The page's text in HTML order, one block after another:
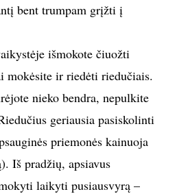
bent trumpam grįžti į
išmokote čiuožti
mokėsite ir riedėti riedučiais.
nieko bendra, nepulkite
geriausia pasiskolinti
priemonės kainuoja
Iš pradžių, apsiavus
laikyti pusiausvyrą –